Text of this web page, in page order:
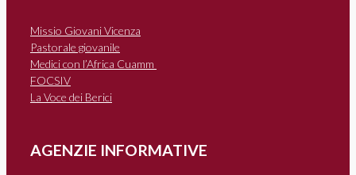
Missio Giovani Vicenza
Pastorale giovanile
Medici con l’Africa Cuamm
FOCSIV
La Voce dei Berici
AGENZIE INFORMATIVE